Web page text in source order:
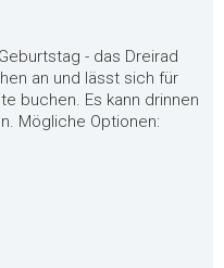
- das Dreirad
an und lässt sich für
buchen. Es kann drinnen
Mögliche Optionen: